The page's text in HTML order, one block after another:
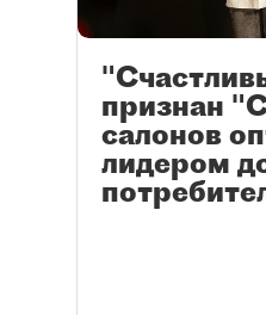
признан
салонов
лидером